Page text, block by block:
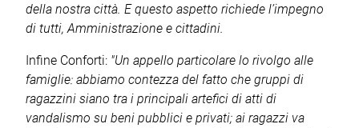
della nostra città. E questo aspetto richiede l’impegno
di tutti, Amministrazione e cittadini.
Infine Conforti: "Un appello particolare lo rivolgo alle
famiglie: abbiamo contezza del fatto che gruppi di
ragazzini siano tra i principali artefici di atti di
vandalismo su beni pubblici e privati; ai ragazzi va